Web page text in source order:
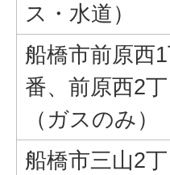
ス・水道）
船橋市前原西
番、前原西2
（ガスのみ）
船橋市三山2